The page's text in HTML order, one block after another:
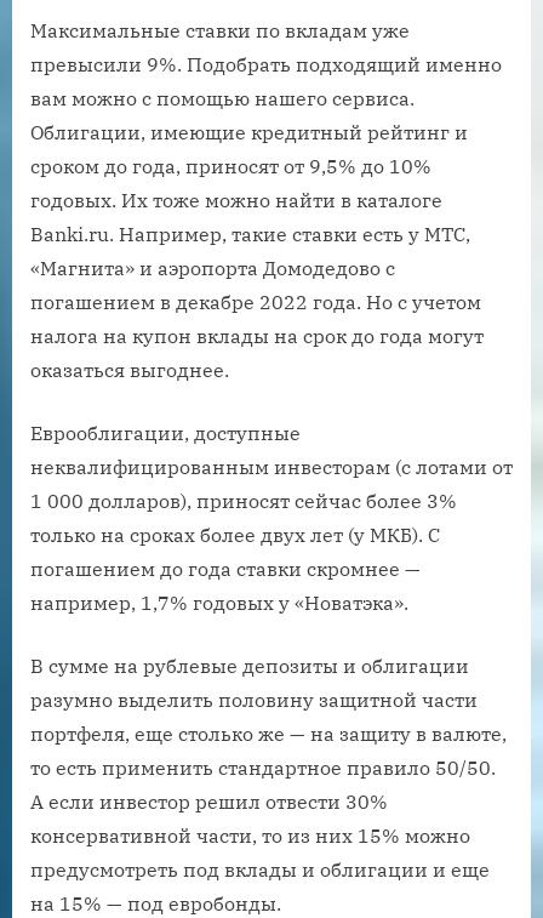
Максимальные ставки по вкладам уже
превысили 9%. Подобрать подходящий именно
вам можно с помощью нашего сервиса.
Облигации, имеющие кредитный рейтинг и
сроком до года, приносят от 9,5% до 10%
годовых. Их тоже можно найти в каталоге
Banki.ru. Например, такие ставки есть у МТС,
«Магнита» и аэропорта Домодедово с
погашением в декабре 2022 года. Но с учетом
налога на купон вклады на срок до года могут
оказаться выгоднее.
Еврооблигации, доступные
неквалифицированным инвесторам (с лотами от
1 000 долларов), приносят сейчас более 3%
только на сроках более двух лет (у МКБ). С
погашением до года ставки скромнее —
например, 1,7% годовых у «Новатэка».
В сумме на рублевые депозиты и облигации
разумно выделить половину защитной части
портфеля, еще столько же — на защиту в валюте,
то есть применить стандартное правило 50/50.
А если инвестор решил отвести 30%
консервативной части, то из них 15% можно
предусмотреть под вклады и облигации и еще
на 15% — под евробонды.